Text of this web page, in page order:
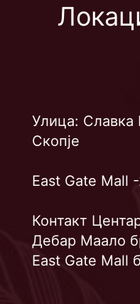
Улица:
Скопје
East Gate Mall
Контакт
Дебар Маало
East Gate Mall